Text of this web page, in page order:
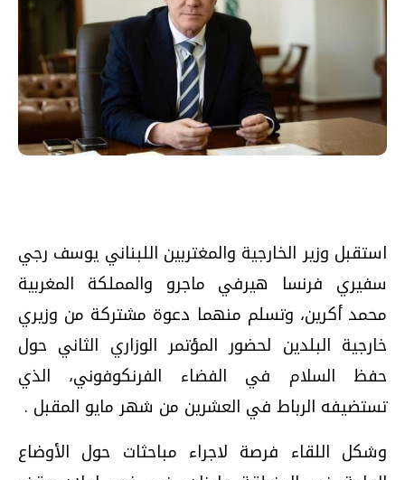
استقبل وزير الخارجية والمغتربين اللبناني يوسف رجي
سفيري فرنسا هيرفي ماجرو والمملكة المغربية
محمد أكرين، وتسلم منهما دعوة مشتركة من وزيري
خارجية البلدين لحضور المؤتمر الوزاري الثاني حول
حفظ السلام في الفضاء الفرنكوفوني، الذي
تستضيفه الرباط في العشرين من شهر مايو المقبل .
وشكل اللقاء فرصة لاجراء مباحثات حول الأوضاع